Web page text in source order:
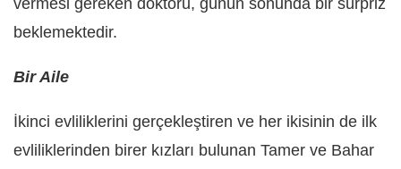
vermesi gereken doktoru, günün sonunda bir sürpriz
beklemektedir.
Bir Aile
İkinci evliliklerini gerçekleştiren ve her ikisinin de ilk
evliliklerinden birer kızları bulunan Tamer ve Bahar